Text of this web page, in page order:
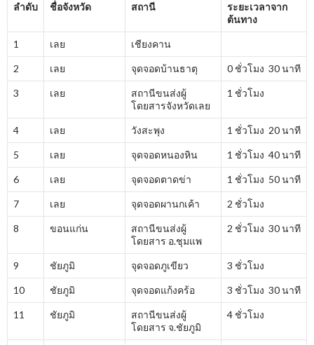
ลำดับ ชื่อจังหวัด สถานี
ระยะเวลาจาก
ต้นทาง
1 เลย เชียงคาน
2 เลย จุดจอดบ้านธาตุ 0 ชั่วโมง 30 นาที
3 เลย
สถานีขนส่งผู้
โดยสารจังหวัดเลย
1 ชั่วโมง
4 เลย วังสะพุง 1 ชั่วโมง 20 นาที
5 เลย จุดจอดหนองหิน 1 ชั่วโมง 40 นาที
6 เลย จุดจอดตาดข่า 1 ชั่วโมง 50 นาที
7 เลย จุดจอดผานกเค้า 2 ชั่วโมง
8 ขอนแก่น
สถานีขนส่งผู้
โดยสาร อ.ชุมแพ
2 ชั่วโมง 30 นาที
9 ชัยภูมิ จุดจอดภูเขียว 3 ชั่วโมง
10 ชัยภูมิ จุดจอดแก้งคร้อ 3 ชั่วโมง 30 นาที
11 ชัยภูมิ
สถานีขนส่งผู้
โดยสาร จ.ชัยภูมิ
4 ชั่วโมง